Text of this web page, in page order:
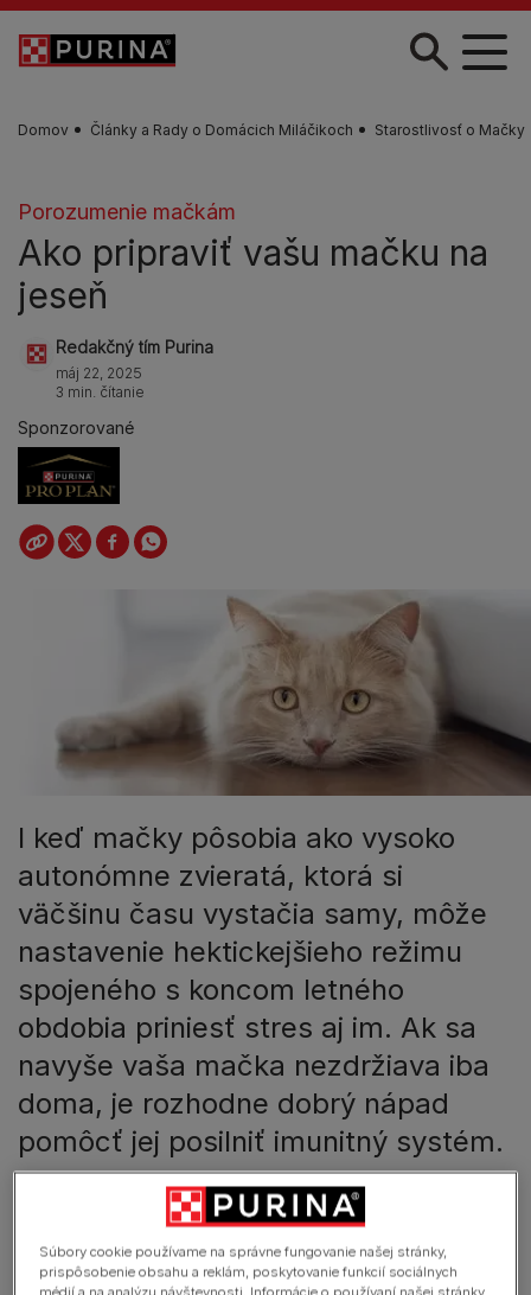
Skočiť na hlavný obsah
Domov Články a Rady o Domácich Miláčikoch Starostlivosť o Mačky
Porozumenie mačkám
Ako pripraviť vašu mačku na
jeseň
Redakčný tím Purina
máj 22, 2025
3 min. čítanie
Sponzorované
I keď mačky pôsobia ako vysoko
autonómne zvieratá, ktorá si
väčšinu času vystačia samy, môže
nastavenie hektickejšieho režimu
spojeného s koncom letného
obdobia priniesť stres aj im. Ak sa
navyše vaša mačka nezdržiava iba
doma, je rozhodne dobrý nápad
pomôcť jej posilniť imunitný systém.
V tomto článku
Súbory cookie používame na správne fungovanie našej stránky,
prispôsobenie obsahu a reklám, poskytovanie funkcií sociálnych